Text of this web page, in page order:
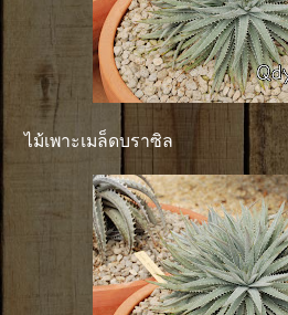
ไม้เพาะเมล็ดบราซิล